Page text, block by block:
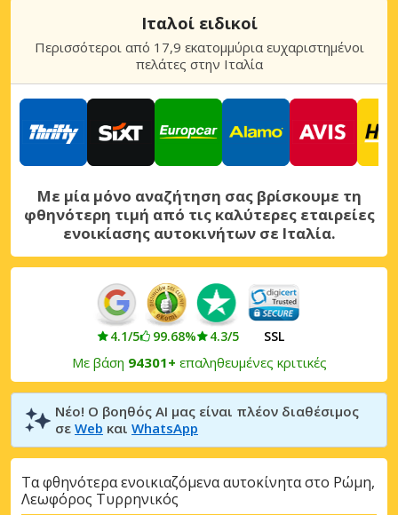
Ιταλοί ειδικοί
Περισσότεροι από 17,9 εκατομμύρια ευχαριστημένοι
πελάτες στην Ιταλία
Με μία μόνο αναζήτηση σας βρίσκουμε τη
φθηνότερη τιμή από τις καλύτερες εταιρείες
ενοικίασης αυτοκινήτων σε Ιταλία.
4.1/5 99.68% 4.3/5 SSL
Με βάση 94301+ επαληθευμένες κριτικές
Νέο! Ο βοηθός AI μας είναι πλέον διαθέσιμος
σε Web και WhatsApp
Τα φθηνότερα ενοικιαζόμενα αυτοκίνητα στο Ρώμη,
Λεωφόρος Τυρρηνικός